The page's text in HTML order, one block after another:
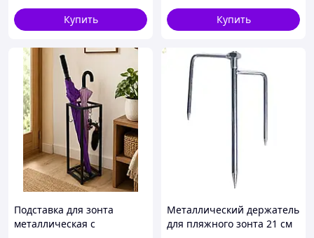
Купить Купить
Подставка для зонта
металлическая с
Металлический держатель
для пляжного зонта 21 см